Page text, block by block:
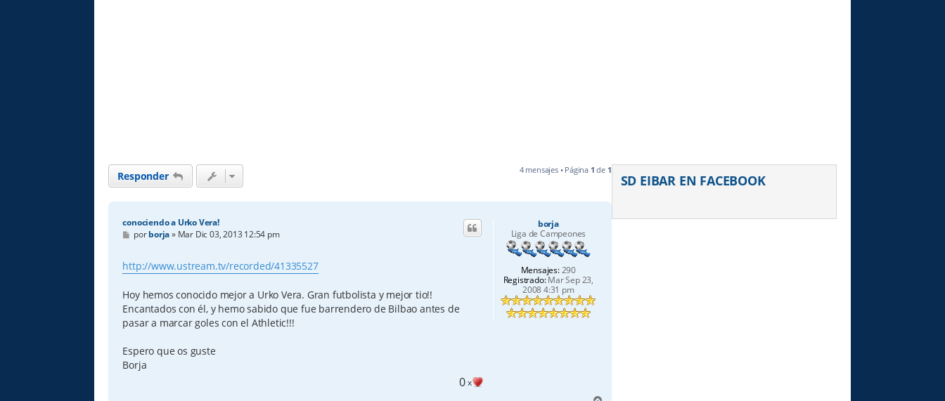
Responder 4 mensajes • Página 1 de 1
borja
Liga de Campeones
Mensajes:290
Registrado:Mar Sep 23,
2008 4:31 pm
conociendo a Urko Vera!
M
e
s
a
e
porborja» Mar Dic 03, 2013 12:54 pm
http://www.ustream.tv/recorded/41335527
Hoy hemos conocido mejor a Urko Vera. Gran futbolista y mejor tio!!
Encantados con él, y hemo sabido que fue barrendero de Bilbao antes de
pasar a marcar goles con el Athletic!!!
Espero que os guste
Borja
0x
SD EIBAR EN FACEBOOK